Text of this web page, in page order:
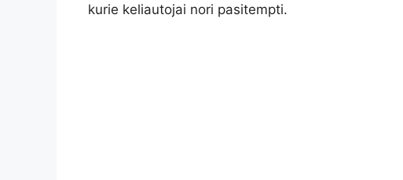
kurie keliautojai nori pasitempti.